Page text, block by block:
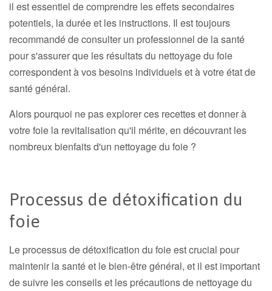
il est essentiel de comprendre les effets secondaires
potentiels, la durée et les instructions. Il est toujours
recommandé de consulter un professionnel de la santé
pour s'assurer que les résultats du nettoyage du foie
correspondent à vos besoins individuels et à votre état de
santé général.
Alors pourquoi ne pas explorer ces recettes et donner à
votre foie la revitalisation qu'il mérite, en découvrant les
nombreux bienfaits d'un nettoyage du foie ?
Processus de détoxification du
foie
Le processus de détoxification du foie est crucial pour
maintenir la santé et le bien-être général, et il est important
de suivre les conseils et les précautions de nettoyage du